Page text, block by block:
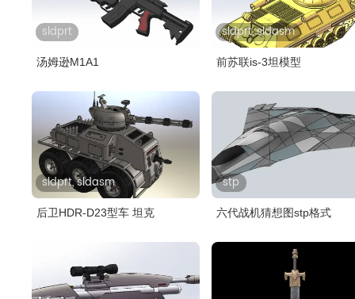
sldprt
汤姆逊M1A1
sldprt, sldasm
前苏联is-3坦模型
sldprt, sldasm
后卫HDR-D23型车 坦克
stp
六代战机猜想图stp格式